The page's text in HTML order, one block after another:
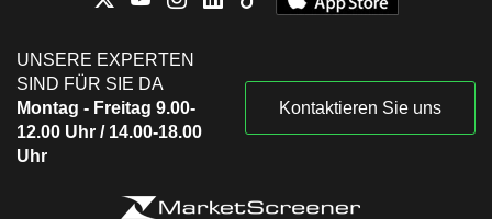
UNSERE EXPERTEN
SIND FÜR SIE DA
Montag - Freitag 9.00-
12.00 Uhr / 14.00-18.00
Uhr
Kontaktieren Sie uns